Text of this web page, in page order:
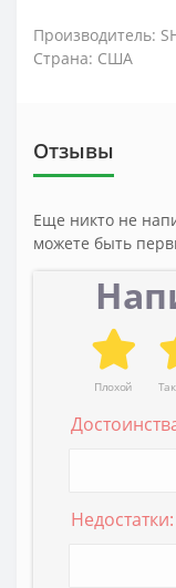
Производитель:
Страна: США
Отзывы
Еще никто не
можете быть
Плохой
Недостатки: